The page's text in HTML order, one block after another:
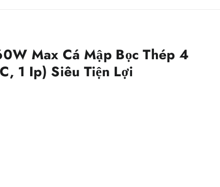
Max Cá Mập Bọc Thép 4
1 Ip) Siêu Tiện Lợi